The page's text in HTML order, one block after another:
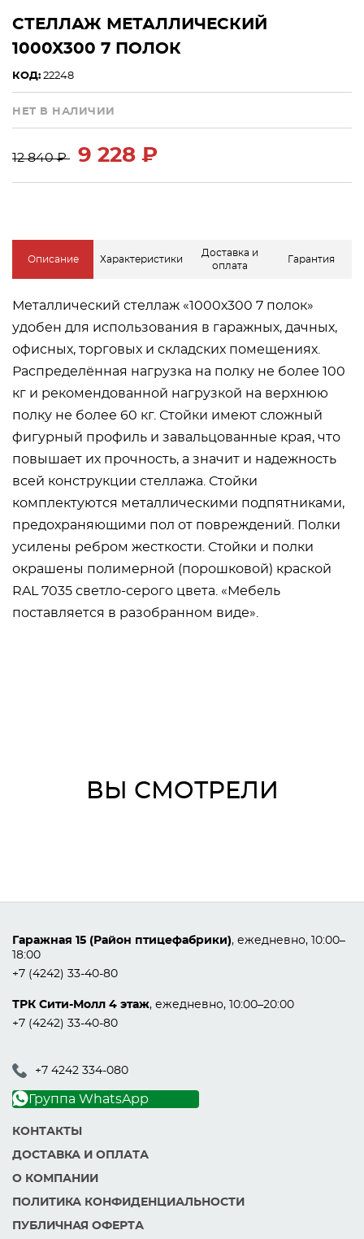
СТЕЛЛАЖ МЕТАЛЛИЧЕСКИЙ
1000Х300 7 ПОЛОК
КОД: 22248
НЕТ В НАЛИЧИИ
12 840 ₽ 9 228 ₽
Описание Характеристики
Доставка и
оплата
Гарантия
Металлический стеллаж «1000х300 7 полок»
удобен для использования в гаражных, дачных,
офисных, торговых и складских помещениях.
Распределённая нагрузка на полку не более 100
кг и рекомендованной нагрузкой на верхнюю
полку не более 60 кг. Стойки имеют сложный
фигурный профиль и завальцованные края, что
повышает их прочность, а значит и надежность
всей конструкции стеллажа. Стойки
комплектуются металлическими подпятниками,
предохраняющими пол от повреждений. Полки
усилены ребром жесткости. Стойки и полки
окрашены полимерной (порошковой) краской
RAL 7035 светло-серого цвета. «Мебель
поставляется в разобранном виде».
ВЫ СМОТРЕЛИ
Гаражная 15 (Район птицефабрики), ежедневно, 10:00–
18:00
+7 (4242) 33-40-80
ТРК Сити-Молл 4 этаж, ежедневно, 10:00–20:00
+7 (4242) 33-40-80
+7 4242 334-080
Группа WhatsApp
КОНТАКТЫ
ДОСТАВКА И ОПЛАТА
О КОМПАНИИ
ПОЛИТИКА КОНФИДЕНЦИАЛЬНОСТИ
ПУБЛИЧНАЯ ОФЕРТА